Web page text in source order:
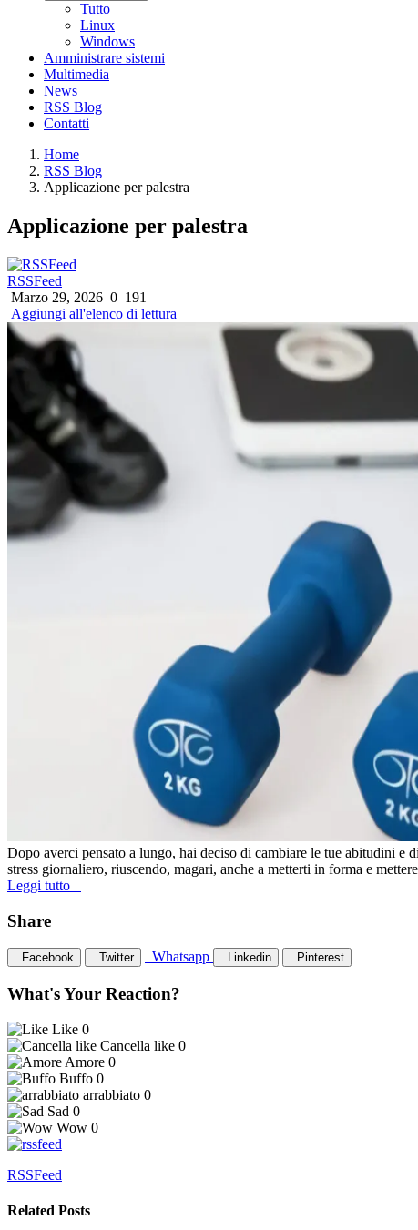
Tutto
Linux
Windows
Amministrare sistemi
Multimedia
News
RSS Blog
Contatti
Home
RSS Blog
Applicazione per palestra
Applicazione per palestra
RSSFeed
Marzo 29, 2026 0 191
Aggiungi all'elenco di lettura
Dopo averci pensato a lungo, hai deciso di cambiare le tue abitudini e
stress giornaliero, riuscendo, magari, anche a metterti in forma e
Leggi tutto
Share
Facebook Twitter Whatsapp Linkedin Pinterest
What's Your Reaction?
Like 0
Cancella like 0
Amore 0
Buffo 0
arrabbiato 0
Sad 0
Wow 0
RSSFeed
Related Posts